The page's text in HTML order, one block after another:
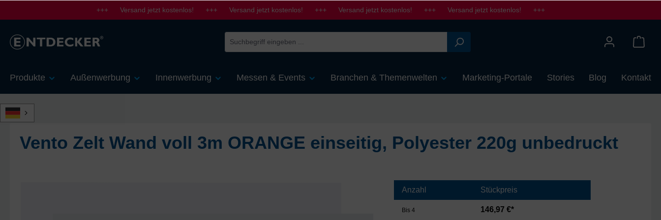
Zur Hauptnavigation springen+++ Versand jetzt kostenlos! +++ Versand jetzt kostenlos! +++ Versand jetzt kostenlos! +++ Versand jetzt kostenlos! +++
Produkte Außenwerbung Innenwerbung Messen & Events Branchen & Themenwelten Marketing-Portale Stories Blog Kontakt
Vento Zelt Wand voll 3m ORANGE einseitig, Polyester 220g unbedruckt
Anzahl Stückpreis
Bis 4 146,97 €*